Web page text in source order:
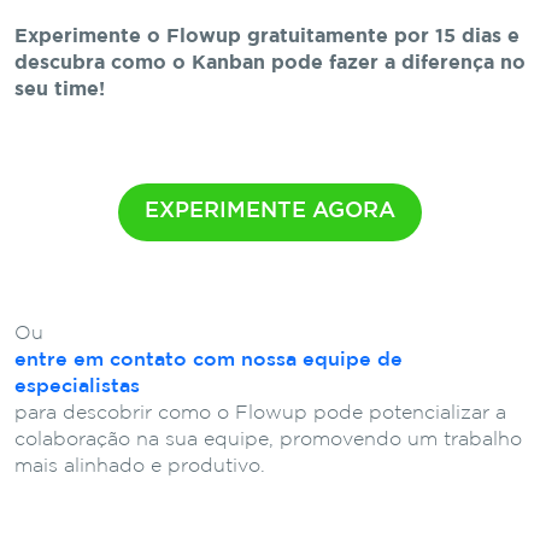
Experimente o Flowup gratuitamente por 15 dias e
descubra como o Kanban pode fazer a diferença no
seu time!
EXPERIMENTE AGORA
Ou
entre em contato com nossa equipe de
especialistas
para descobrir como o Flowup pode potencializar a
colaboração na sua equipe, promovendo um trabalho
mais alinhado e produtivo.